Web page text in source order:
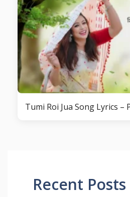
Tumi Roi Jua Song Lyrics –
Recent Posts